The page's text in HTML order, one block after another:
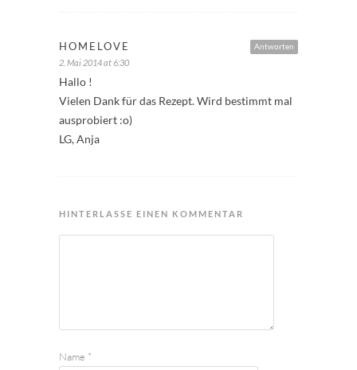
Antworten
HOMELOVE
2. Mai 2014 at 6:30
Hallo !
Vielen Dank für das Rezept. Wird bestimmt mal
ausprobiert :o)
LG, Anja
HINTERLASSE EINEN KOMMENTAR
Name *